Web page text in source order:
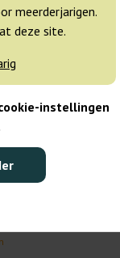
meerderjarigen.
deze site.
instellingen
binnen